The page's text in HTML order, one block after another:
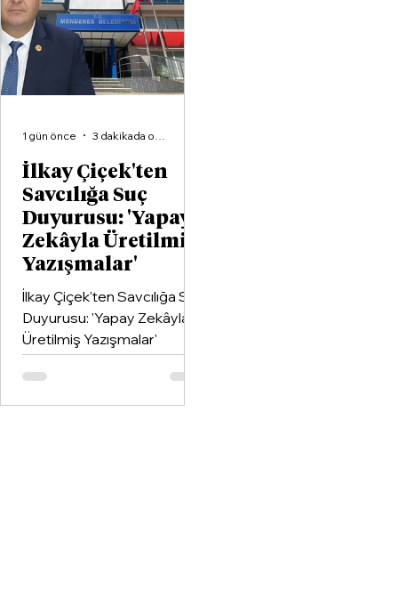
voleybol branşında güçlerini
birleştiren kapsamlı bir iş
birliği protokolüne imza attı.
İlkay Çiçek'ten
Savcılığa Suç
Duyurusu: 'Yapay
Zekâyla Üretilmiş
Yazışmalar'
İlkay Çiçek'ten Savcılığa Suç
Duyurusu: 'Yapay Zekâyla
Üretilmiş Yazışmalar'
1 gün önce